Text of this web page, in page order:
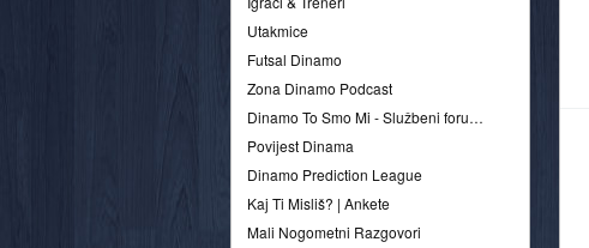
Utakmice
Futsal Dinamo
Zona Dinamo Podcast
Dinamo To Smo Mi - Službeni forum udruge
Povijest Dinama
Dinamo Prediction League
Kaj Ti Misliš? | Ankete
Mali Nogometni Razgovori